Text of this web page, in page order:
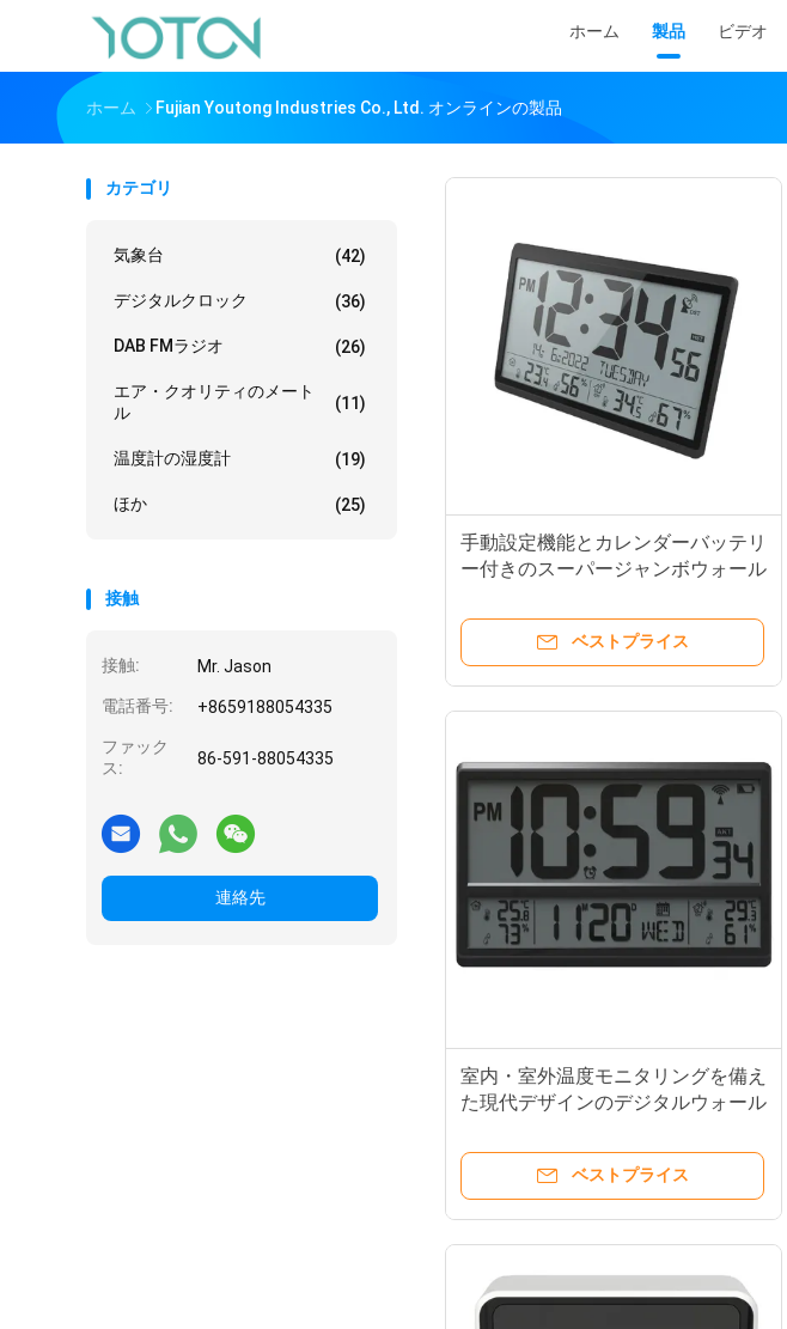
ホーム 製品 ビデオ
ホーム Fujian Youtong Industries Co., Ltd. オンラインの製品
カテゴリ
気象台 (42)
デジタルクロック (36)
DAB FMラジオ (26)
エア・クオリティのメート
ル
(11)
温度計の湿度計 (19)
ほか (25)
接触
接触: Mr. Jason
電話番号: +8659188054335
ファック
ス:
86-591-88054335
連絡先
手動設定機能とカレンダーバッテリ
ー付きのスーパージャンボウォール
ベストプライス
室内・室外温度モニタリングを備え
た現代デザインのデジタルウォール
ベストプライス